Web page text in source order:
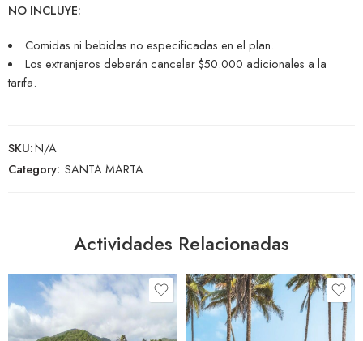
NO INCLUYE:
Comidas ni bebidas no especificadas en el plan.
Los extranjeros deberán cancelar $50.000 adicionales a la
tarifa.
SKU:N/A
Category: SANTA MARTA
Actividades Relacionadas